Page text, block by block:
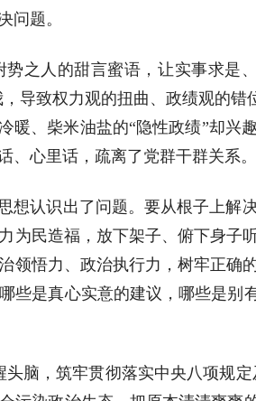
问题。
之人的甜言蜜语，让实事求是
导致权力观的扭曲、政绩观的错
暖、柴米油盐的“隐性政绩”却
心里话，疏离了党群干群关系。
想认识出了问题。要从根子上
为民造福，放下架子、俯下身
领悟力、政治执行力，树牢正确
些是真心实意的建议，哪些是别
脑，筑牢贯彻落实中央八项规